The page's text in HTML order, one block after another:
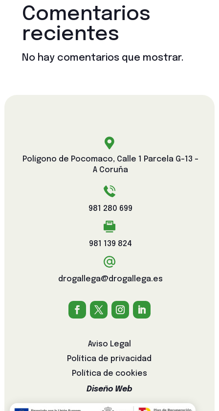
Comentarios
recientes
No hay comentarios que mostrar.

Polígono de Pocomaco, Calle 1 Parcela G-13 -
A Coruña
981 280 699
981 139 824
drogallega@drogallega.es
Aviso Legal
Política de privacidad
Política de cookies
Diseño Web